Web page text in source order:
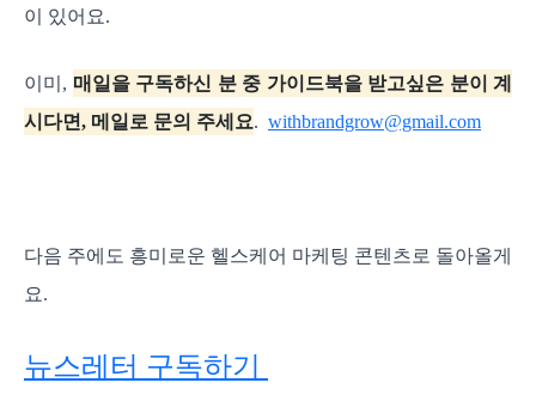
이 있어요.
이미, 매일을 구독하신 분 중 가이드북을 받고싶은 분이 계
시다면, 메일로 문의 주세요. withbrandgrow@gmail.com
다음 주에도 흥미로운 헬스케어 마케팅 콘텐츠로 돌아올게
요.
뉴스레터 구독하기